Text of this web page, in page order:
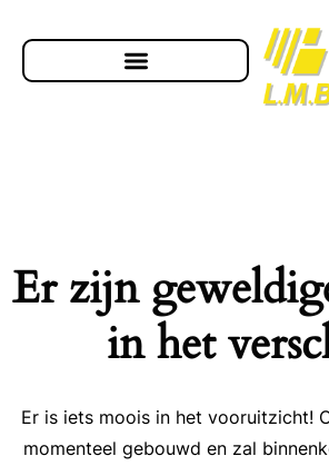
Er zijn
in het
Er is iets moois in het vooruitzicht!
momenteel gebouwd en zal